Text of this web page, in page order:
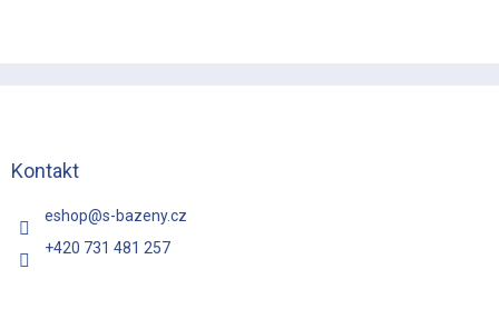
Kontakt
eshop@s-bazeny.cz
+420 731 481 257